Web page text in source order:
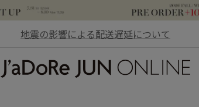
地震の影響による配送遅延について